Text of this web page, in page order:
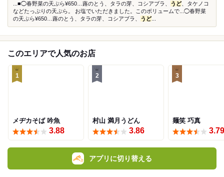
...■◯春野菜の天ぷら¥650…蕗のとう、タラの芽、コシアブラ、 うど、タケノコ
などたっぷりの天ぷら。 お塩でいただきました。このボリュームで...◯春野菜
の天ぷら¥650…蕗のとう、タラの芽、コシアブラ、 うど...
このエリアで人気のお店
1
メヂカそば 吟魚
3.88
2
村山 満月うどん
3.86
3
麺笑 巧真
3.79
アプリに切り替える